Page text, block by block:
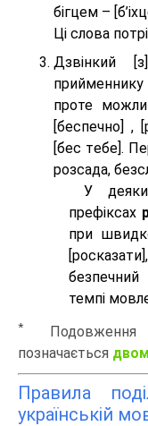
бігцем –
Ці слова
Дзвінкий
проте
[беспeчно] ,
[бес тeбе].
розсада,
У
префіксах
при
темпі
*
Подовження
позначається
Правила
українській